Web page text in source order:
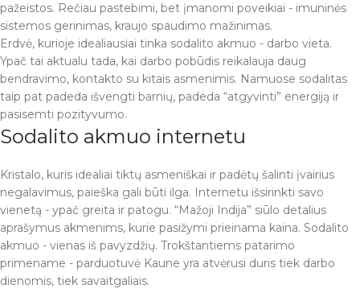
pažeistos. Rečiau pastebimi, bet įmanomi poveikiai - imuninės
sistemos gerinimas, kraujo spaudimo mažinimas.
Erdvė, kurioje idealiausiai tinka sodalito akmuo - darbo vieta.
Ypač tai aktualu tada, kai darbo pobūdis reikalauja daug
bendravimo, kontakto su kitais asmenimis. Namuose sodalitas
taip pat padeda išvengti barnių, padeda “atgyvinti” energiją ir
pasisemti pozityvumo.
Sodalito akmuo internetu
Kristalo, kuris idealiai tiktų asmeniškai ir padėtų šalinti įvairius
negalavimus, paieška gali būti ilga. Internetu išsirinkti savo
vienetą - ypač greita ir patogu. “Mažoji Indija” siūlo detalius
aprašymus akmenims, kurie pasižymi prieinama kaina. Sodalito
akmuo - vienas iš pavyzdžių. Trokštantiems patarimo
primename - parduotuvė Kaune yra atvėrusi duris tiek darbo
dienomis, tiek savaitgaliais.